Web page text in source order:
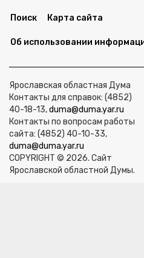
Поиск Карта сайта
Об использовании
Ярославская областная Дума
Контакты для справок: (4852)
40-18-13,duma@duma.yar.ru
Контакты по вопросам работы
сайта: (4852) 40-10-33,
duma@duma.yar.ru
COPYRIGHT © 2026. Сайт
Ярославской областной Думы.